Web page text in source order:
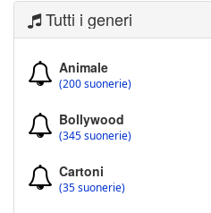
Tutti i generi
Animale
(200 suonerie)
Bollywood
(345 suonerie)
Cartoni
(35 suonerie)